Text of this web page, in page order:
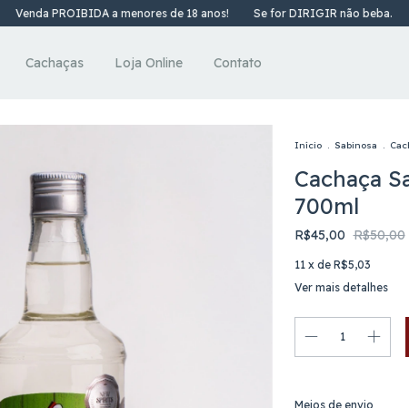
a menores de 18 anos! Se for DIRIGIR não beba. Venda
Cachaças Loja Online Contato
Início . Sabinosa .
Cachaça
700ml
R$45,00 R$50,00
11 x de R$5,03
Ver mais detalhes
Entregas para o CEP:
Meios de envio